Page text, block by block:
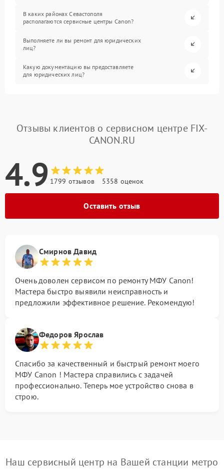
В каких районах Севастополя
располагаются сервисные центры Canon?
Выполняете ли вы ремонт для юридических
лиц?
Какую документацию вы предоставляете
для юридических лиц?
Отзывы клиентов о сервисном центре FIX-
CANON.RU
4.9 1799 отзывов 5358 оценок
Оставить отзыв
Смирнов Давид
Очень доволен сервисом по ремонту МФУ Canon!
Мастера быстро выявили неисправность и
предложили эффективное решение. Рекомендую!
Федоров Ярослав
Спасибо за качественный и быстрый ремонт моего
МФУ Canon ! Мастера справились с задачей
профессионально. Теперь мое устройство снова в
строю.
Наш сервисный центр на Вашей станции метро